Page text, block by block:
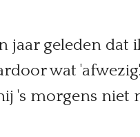
geleden
wat
's morgens niet